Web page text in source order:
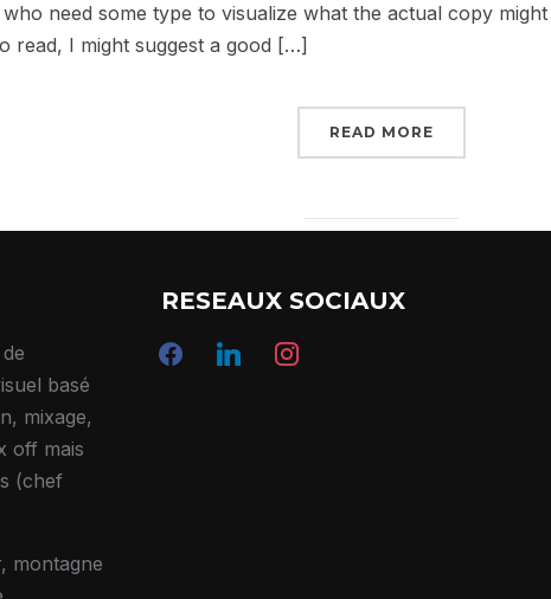
need some type to visualize what the actual copy
read, I might suggest a good […]
READ MORE
basé
mixage,
off mais
(chef
montagne
RESEAUX SOCIAUX
facebooklinkedin instagram